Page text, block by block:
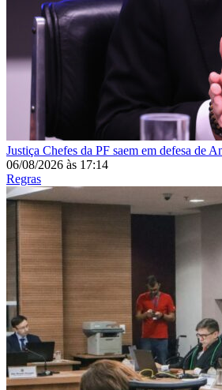
Justiça Chefes da PF saem em defesa de
06/08/2026 às 17:14
Regras